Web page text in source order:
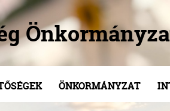
ÖNKORMÁNYZAT